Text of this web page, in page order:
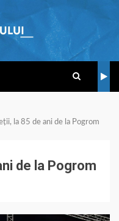
la 85 de ani de la Pogrom
de la Pogrom